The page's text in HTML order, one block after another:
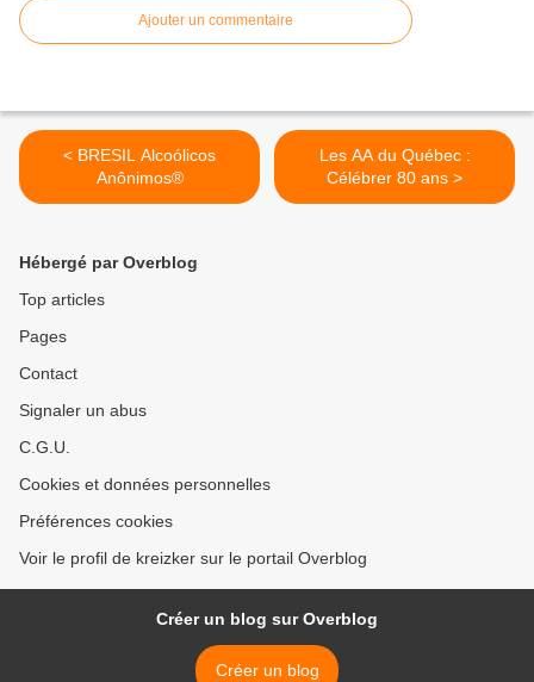
Ajouter un commentaire
< BRESIL Alcoólicos
Anônimos®
Les AA du Québec :
Célébrer 80 ans >
Hébergé par Overblog
Top articles
Pages
Contact
Signaler un abus
C.G.U.
Cookies et données personnelles
Préférences cookies
Voir le profil de kreizker sur le portail Overblog
Créer un blog sur Overblog
Créer un blog